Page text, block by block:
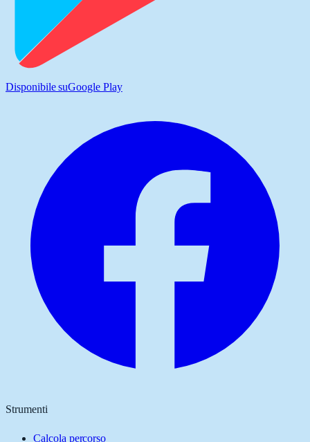
Disponibile suGoogle Play
Strumenti
Calcola percorso